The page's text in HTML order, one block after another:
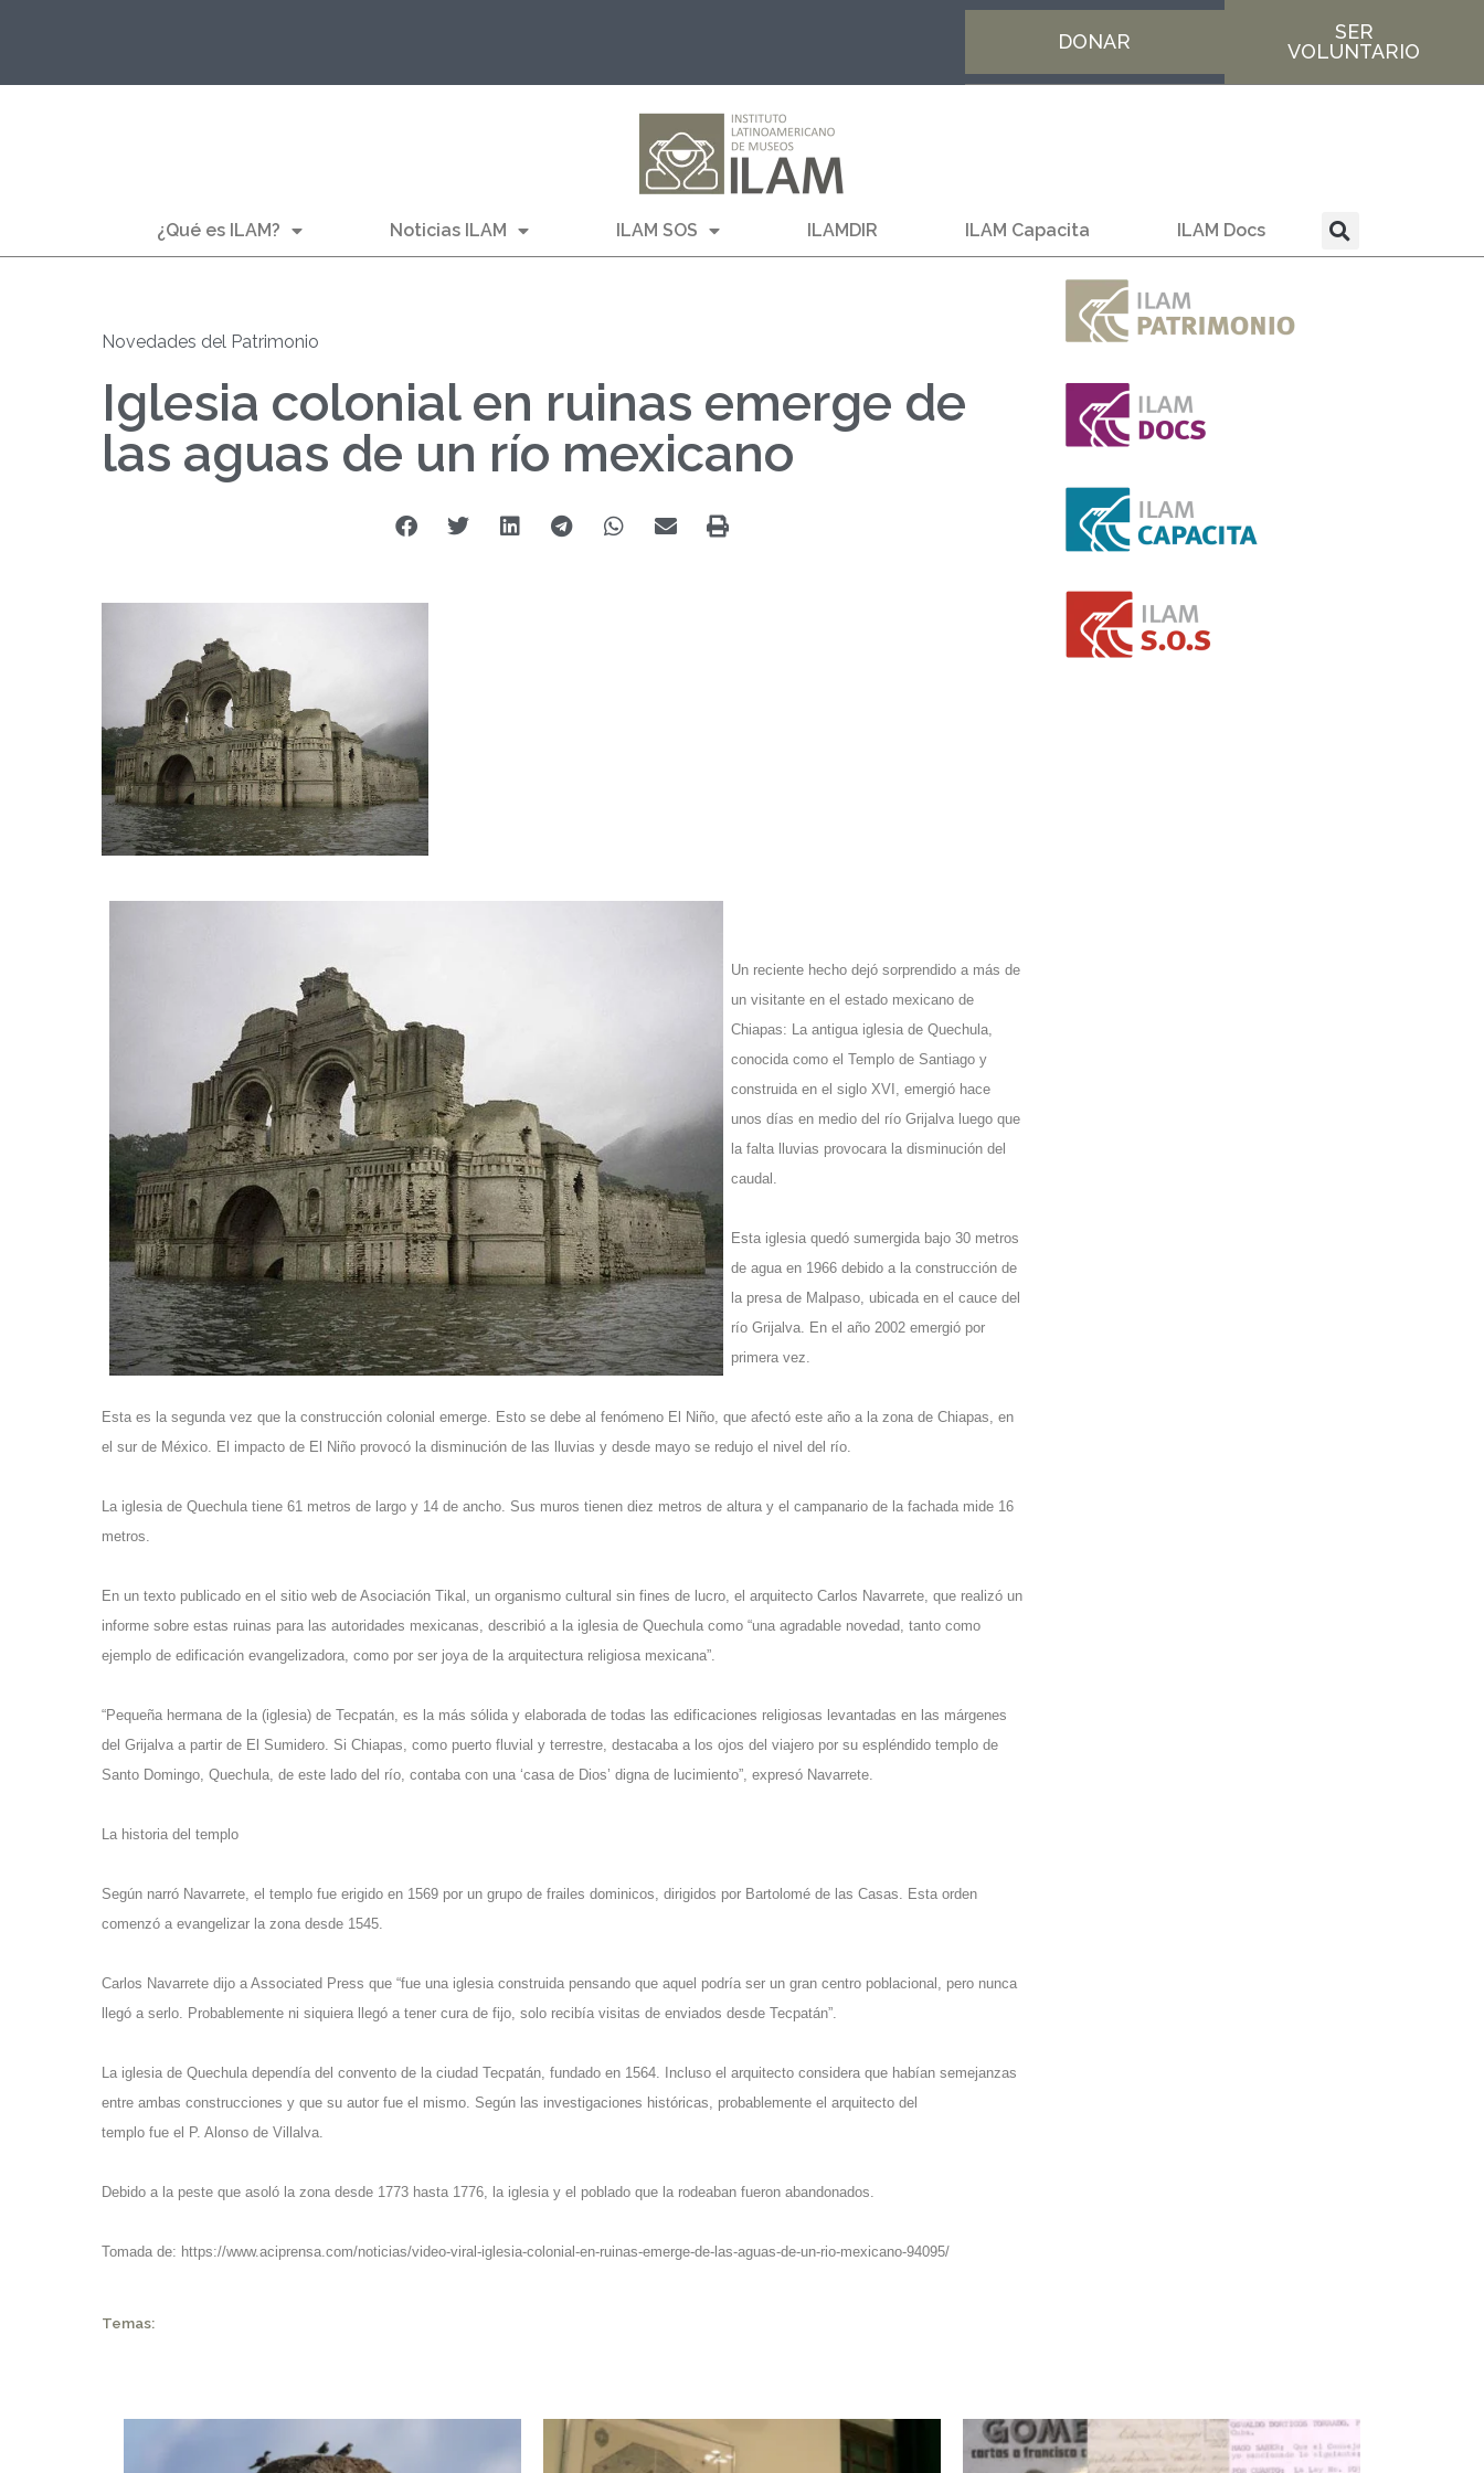
DONAR
SER
VOLUNTARIO
¿Qué es ILAM? Noticias ILAM ILAM SOS ILAMDIR ILAM Capacita ILAM Docs
Novedades del Patrimonio
Iglesia colonial en ruinas emerge de
las aguas de un río mexicano
Un reciente hecho dejó sorprendido a más de
un visitante en el estado mexicano de
Chiapas: La antigua iglesia de Quechula,
conocida como el Templo de Santiago y
construida en el siglo XVI, emergió hace
unos días en medio del río Grijalva luego que
la falta lluvias provocara la disminución del
caudal.
Esta iglesia quedó sumergida bajo 30 metros
de agua en 1966 debido a la construcción de
la presa de Malpaso, ubicada en el cauce del
río Grijalva. En el año 2002 emergió por
primera vez.
Esta es la segunda vez que la construcción colonial emerge. Esto se debe al fenómeno El Niño, que afectó este año a la zona de Chiapas, en
el sur de México. El impacto de El Niño provocó la disminución de las lluvias y desde mayo se redujo el nivel del río.
La iglesia de Quechula tiene 61 metros de largo y 14 de ancho. Sus muros tienen diez metros de altura y el campanario de la fachada mide 16
metros.
En un texto publicado en el sitio web de Asociación Tikal, un organismo cultural sin fines de lucro, el arquitecto Carlos Navarrete, que realizó un
informe sobre estas ruinas para las autoridades mexicanas, describió a la iglesia de Quechula como “una agradable novedad, tanto como
ejemplo de edificación evangelizadora, como por ser joya de la arquitectura religiosa mexicana”.
“Pequeña hermana de la (iglesia) de Tecpatán, es la más sólida y elaborada de todas las edificaciones religiosas levantadas en las márgenes
del Grijalva a partir de El Sumidero. Si Chiapas, como puerto fluvial y terrestre, destacaba a los ojos del viajero por su espléndido templo de
Santo Domingo, Quechula, de este lado del río, contaba con una ‘casa de Dios’ digna de lucimiento”, expresó Navarrete.
La historia del templo
Según narró Navarrete, el templo fue erigido en 1569 por un grupo de frailes dominicos, dirigidos por Bartolomé de las Casas. Esta orden
comenzó a evangelizar la zona desde 1545.
Carlos Navarrete dijo a Associated Press que “fue una iglesia construida pensando que aquel podría ser un gran centro poblacional, pero nunca
llegó a serlo. Probablemente ni siquiera llegó a tener cura de fijo, solo recibía visitas de enviados desde Tecpatán”.
La iglesia de Quechula dependía del convento de la ciudad Tecpatán, fundado en 1564. Incluso el arquitecto considera que habían semejanzas
entre ambas construcciones y que su autor fue el mismo. Según las investigaciones históricas, probablemente el arquitecto del
templo fue el P. Alonso de Villalva.
Debido a la peste que asoló la zona desde 1773 hasta 1776, la iglesia y el poblado que la rodeaban fueron abandonados.
Tomada de: https://www.aciprensa.com/noticias/video-viral-iglesia-colonial-en-ruinas-emerge-de-las-aguas-de-un-rio-mexicano-94095/
Temas: